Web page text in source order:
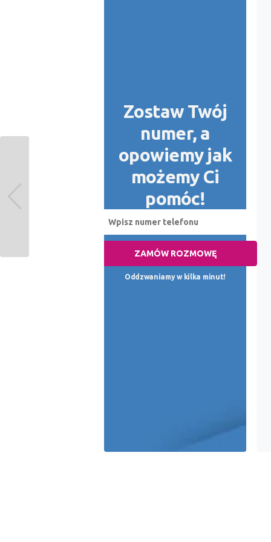
Zostaw Twój
numer, a
opowiemy jak
możemy Ci
pomóc!
ZAMÓW ROZMOWĘ
Oddzwaniamy w kilka minut!